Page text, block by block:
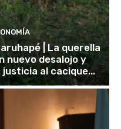
| La querella
nuevo desalojo y
al cacique...